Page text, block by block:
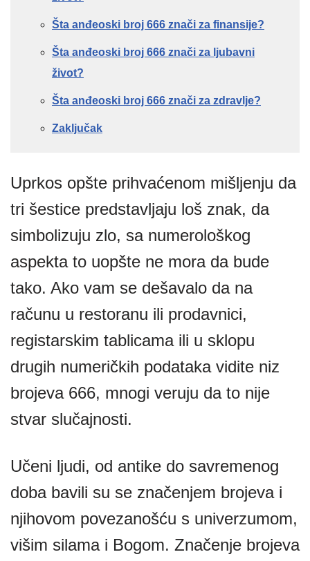
Šta anđeoski broj 666 znači za finansije?
Šta anđeoski broj 666 znači za ljubavni
život?
Šta anđeoski broj 666 znači za zdravlje?
Zaključak
Uprkos opšte prihvaćenom mišljenju da
tri šestice predstavljaju loš znak, da
simbolizuju zlo, sa numerološkog
aspekta to uopšte ne mora da bude
tako. Ako vam se dešavalo da na
računu u restoranu ili prodavnici,
registarskim tablicama ili u sklopu
drugih numeričkih podataka vidite niz
brojeva 666, mnogi veruju da to nije
stvar slučajnosti.
Učeni ljudi, od antike do savremenog
doba bavili su se značenjem brojeva i
njihovom povezanošću s univerzumom,
višim silama i Bogom. Značenje brojeva